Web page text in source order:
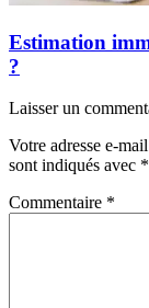
Estimation
?
Laisser un
Votre adresse e-
sont indiqués avec *
Commentaire *